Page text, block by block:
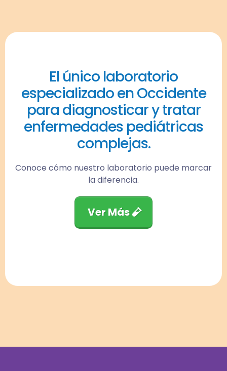
El único laboratorio
especializado en Occidente
para diagnosticar y tratar
enfermedades pediátricas
complejas.
Conoce cómo nuestro laboratorio puede marcar
la diferencia.
Ver Más